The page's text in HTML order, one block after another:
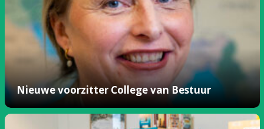
Nieuwe voorzitter College van Bestuur